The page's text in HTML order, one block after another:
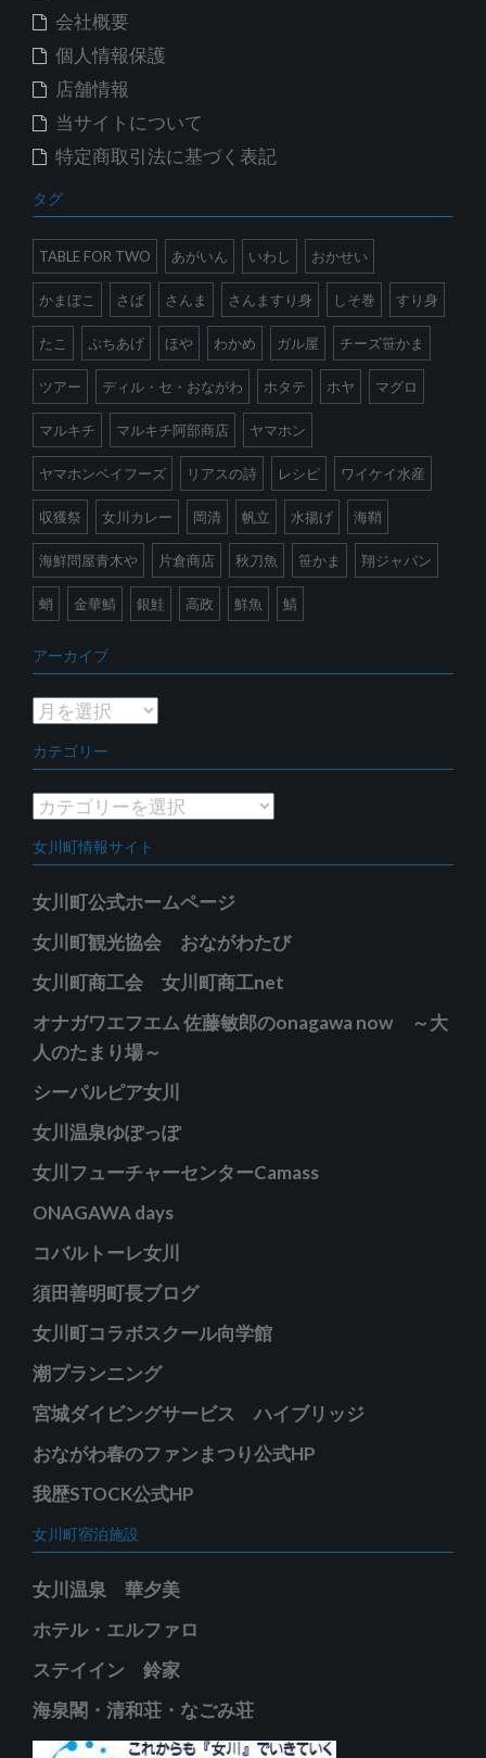
会社概要
個人情報保護
店舗情報
当サイトについて
特定商取引法に基づく表記
タグ
TABLE FOR TWO あがいん いわし おかせい
かまぼこ さば さんま さんますり身 しそ巻 すり身
たこ ぷちあげ ほや わかめ ガル屋 チーズ笹かま
ツアー ディル・セ・おながわ ホタテ ホヤ マグロ
マルキチ マルキチ阿部商店 ヤマホン
ヤマホンベイフーズ リアスの詩 レシピ ワイケイ水産
収獲祭 女川カレー 岡清 帆立 水揚げ 海鞘
海鮮問屋青木や 片倉商店 秋刀魚 笹かま 翔ジャパン
蛸 金華鯖 銀鮭 高政 鮮魚 鯖
アーカイブ
ア
カ
イ
ブ
カテゴリー
カ
ゴ
リ
女川町情報サイト
女川町公式ホームページ
女川町観光協会 おながわたび
女川町商工会 女川町商工net
オナガワエフエム 佐藤敏郎のonagawa now ～大
人のたまり場～
シーパルピア女川
女川温泉ゆぽっぽ
女川フューチャーセンターCamass
ONAGAWA days
コバルトーレ女川
須田善明町長ブログ
女川町コラボスクール向学館
潮プランニング
宮城ダイビングサービス ハイブリッジ
おながわ春のファンまつり公式HP
我歴STOCK公式HP
女川町宿泊施設
女川温泉 華夕美
ホテル・エルファロ
ステイイン 鈴家
海泉閣・清和荘・なごみ荘